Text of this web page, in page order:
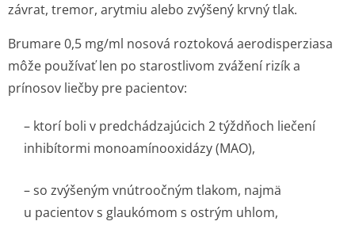
závrat, tremor, arytmiu alebo zvýšený krvný tlak.
Brumare 0,5 mg/ml nosová roztoková aerodisperziasa
môže používať len po starostlivom zvážení rizík a
prínosov liečby pre pacientov:
– ktorí boli v predchádzajúcich 2 týždňoch liečení
inhibítormi monoamínooxidá­zy (MAO),
– so zvýšeným vnútroočným tlakom, najmä
u pacientov s glaukómom s ostrým uhlom,